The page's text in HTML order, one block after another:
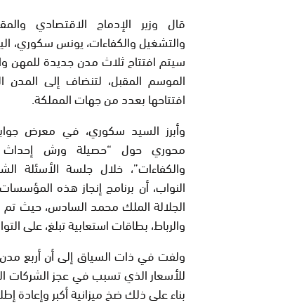
قال وزير الإدماج الاقتصادي
والتشغيل والكفاءات، يونس سكوري،
سيتم افتتاح ثلاث مدن جديدة للمهن
الموسم المقبل، لتنضاف إلى المدن
افتتاحها بعدد من جهات المملكة.
وأبرز السيد سكوري، في معرض
محوري حول “حصيلة ورش
والكفاءات”، خلال جلسة الأسئلة
النواب، أن برنامج إنجاز هذه
والرباط، بطاقات استعابية تبلغ، على التوالي، 3240 و 2920 و 2040 و
ولفت في ذات السياق إلى أن أربع مدن
للأسعار الذي تسبب في عجز الشركات
بناء على ذلك ضخ ميزانية أكبر وإعادة